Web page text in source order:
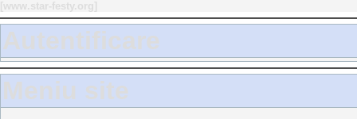
Autentificare
Meniu site